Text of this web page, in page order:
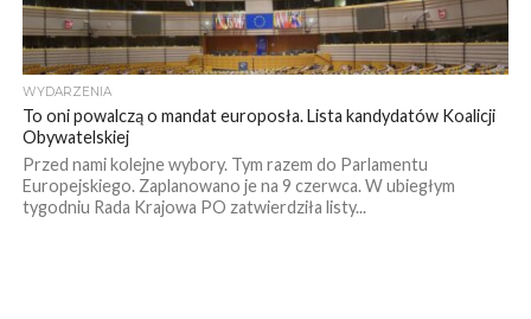
WYDARZENIA
To oni powalczą o mandat europosła. Lista kandydatów Koalicji
Obywatelskiej
Przed nami kolejne wybory. Tym razem do Parlamentu
Europejskiego. Zaplanowano je na 9 czerwca. W ubiegłym
tygodniu Rada Krajowa PO zatwierdziła listy...